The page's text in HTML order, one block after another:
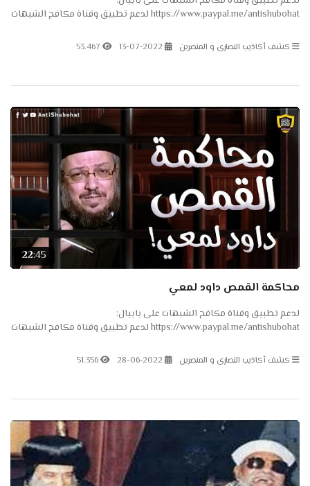
https://www.paypal.me/antishubohat لدعم تطبيق وقناة مكافح الشبهات
على...كشف أكاذيب النصارى و المنصرين 13-07-2022
53.467
22:45
محاكمة القمص داود لمعي
لدعم تطبيق وقناة مكافح الشبهات على بايبال:
https://www.paypal.me/antishubohat لدعم تطبيق وقناة مكافح الشبهات
على...كشف أكاذيب النصارى و المنصرين 28-06-2022
51.356